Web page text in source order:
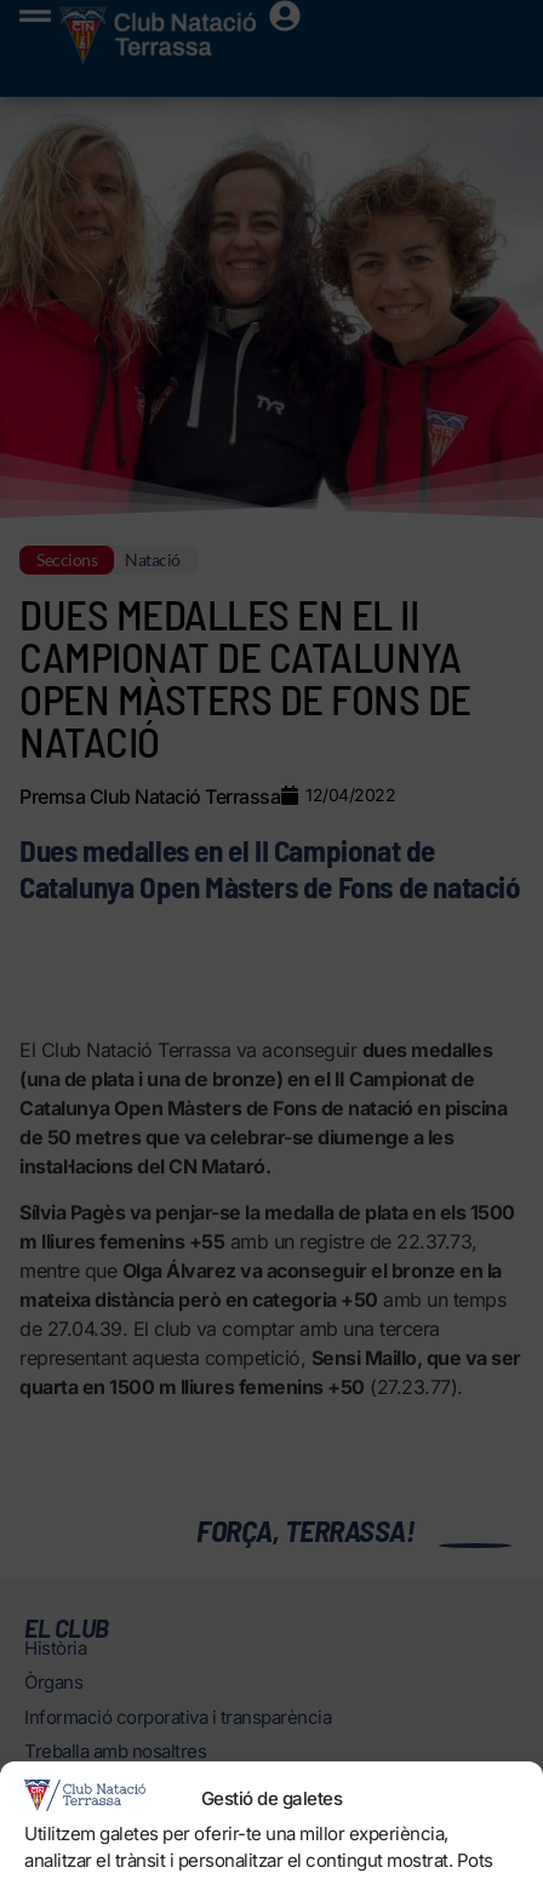
Gestió de galetes
Utilitzem galetes per oferir-te una millor experiència,
analitzar el trànsit i personalitzar el contingut mostrat. Pots
Seccions Natació
DUES MEDALLES EN EL II
CAMPIONAT DE CATALUNYA
OPEN MÀSTERS DE FONS DE
NATACIÓ
Premsa Club Natació Terrassa 12/04/2022
Dues medalles en el II Campionat de
Catalunya Open Màsters de Fons de natació
El Club Natació Terrassa va aconseguir dues medalles
(una de plata i una de bronze) en el II Campionat de
Catalunya Open Màsters de Fons de natació en piscina
de 50 metres que va celebrar-se diumenge a les
instal·lacions del CN Mataró.
Sílvia Pagès va penjar-se la medalla de plata en els 1500
m lliures femenins +55 amb un registre de 22.37.73,
mentre que Olga Álvarez va aconseguir el bronze en la
mateixa distància però en categoria +50 amb un temps
de 27.04.39. El club va comptar amb una tercera
representant aquesta competició, Sensi Maillo, que va ser
quarta en 1500 m lliures femenins +50 (27.23.77).
FORÇA, TERRASSA!
EL CLUB
Història
Òrgans
Informació corporativa i transparència
Treballa amb nosaltres
Protecció dels Infants